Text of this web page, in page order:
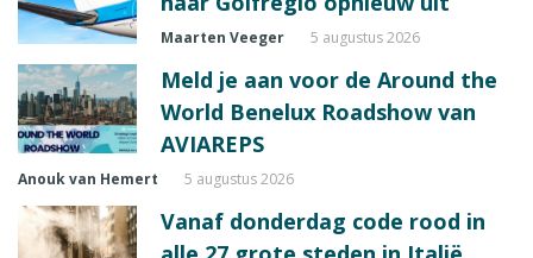
Maarten Veeger 5 augustus 2026
Meld je aan voor de Around the
World Benelux Roadshow van
AVIAREPS
Anouk van Hemert 5 augustus 2026
Vanaf donderdag code rood in